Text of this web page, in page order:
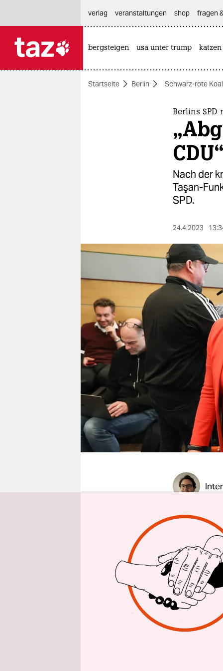
themen
nord
verlag
veranstaltungen
shop
fragen & hilfe
unterstützen
genossenschaft
epaper login
verlag
veranstaltungen shop fragen
bergsteigen usa unter trump katzen
Startseite Berlin Schwarz-rote
Berlins
CDU“
Nach der
Taşan-
SPD.
24.4.2023
taz: Frau
Sinem
geholfen,
eigentlich
Die Jusos
Prozent